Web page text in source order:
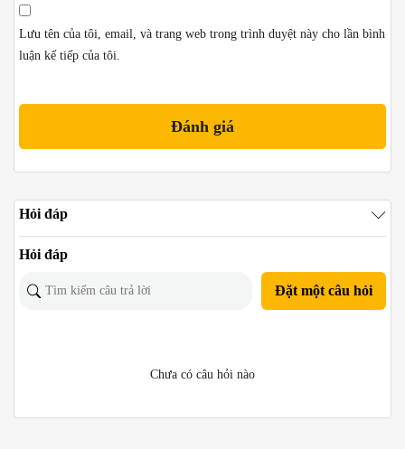
Lưu tên của tôi, email, và trang web trong trình duyệt này cho lần bình
luận kế tiếp của tôi.
Hỏi đáp
Hỏi đáp
Đặt một câu hỏi
Chưa có câu hỏi nào